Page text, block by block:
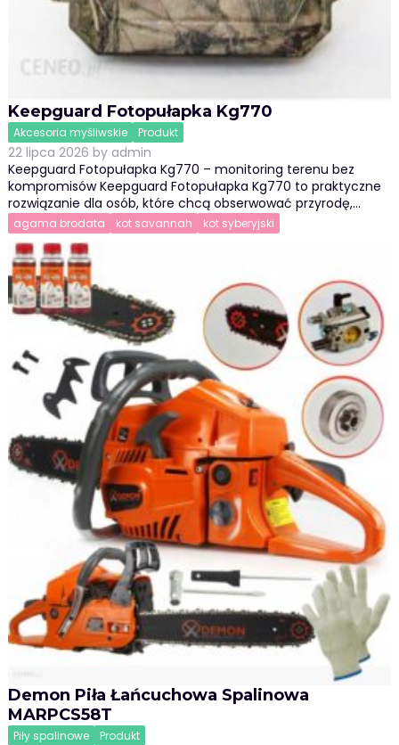
Keepguard Fotopułapka Kg770
Akcesoria myśliwskie Produkt
22 lipca 2026 by admin
Keepguard Fotopułapka Kg770 – monitoring terenu bez
kompromisów Keepguard Fotopułapka Kg770 to praktyczne
rozwiązanie dla osób, które chcą obserwować przyrodę,…
agama brodata kot savannah kot syberyjski
Demon Piła Łańcuchowa Spalinowa
MARPCS58T
Piły spalinowe Produkt